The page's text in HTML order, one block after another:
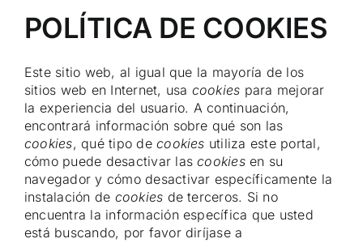
POLÍTICA DE COOKIES
Este sitio web, al igual que la mayoría de los
sitios web en Internet, usa cookies para mejorar
la experiencia del usuario. A continuación,
encontrará información sobre qué son las
cookies, qué tipo decookies utiliza este portal,
cómo puede desactivar lascookiesen su
navegador y cómo desactivar específicamente la
instalación de cookies de terceros. Si no
encuentra la información específica que usted
está buscando, por favor diríjase a